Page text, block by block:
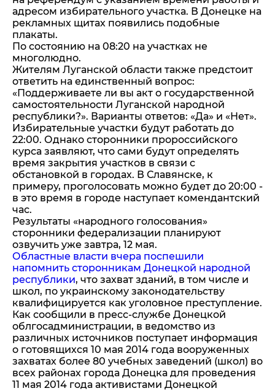
адресом избирательного участка. В Донецке на
рекламных щитах появились подобные
плакаты.
По состоянию на 08:20 на участках не
многолюдно.
Жителям Луганской области также предстоит
ответить на единственный вопрос:
«Поддерживаете ли вы акт о государственной
самостоятельности Луганской народной
республики?». Варианты ответов: «Да» и «Нет».
Избирательные участки будут работать до
22:00. Однако сторонники пророссийского
курса заявляют, что сами будут определять
время закрытия участков в связи с
обстановкой в городах. В Славянске, к
примеру, проголосовать можно будет до 20:00 -
в это время в городе наступает комендантский
час.
Результаты «народного голосования»
сторонники федерализации планируют
озвучить уже завтра, 12 мая.
Областные власти вчера поспешили
напомнить сторонникам Донецкой народной
республики, что захват зданий, в том числе и
школ, по украинскому законодательству
квалифицируется как уголовное преступление.
Как сообщили в пресс-службе Донецкой
облгосадминистрации, в ведомство из
различных источников поступает информация
о готовящихся 10 мая 2014 года вооруженных
захватах более 80 учебных заведений (школ) во
всех районах города Донецка для проведения
11 мая 2014 года активистами Донецкой